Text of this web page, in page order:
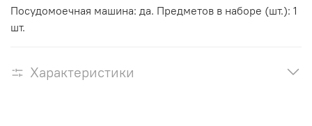
Посудомоечная машина: да. Предметов в наборе (шт.): 1
шт.
Характеристики